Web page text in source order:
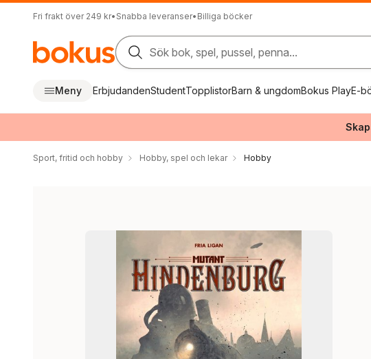
Fri frakt över 249 kr• Snabba leveranser• Billiga böcker
Sök bok, spel, pussel, penna...
Meny ErbjudandenStudentTopplistorBarn & ungdomBokus PlayE-
Sport, fritid och hobby Hobby, spel och lekar Hobby